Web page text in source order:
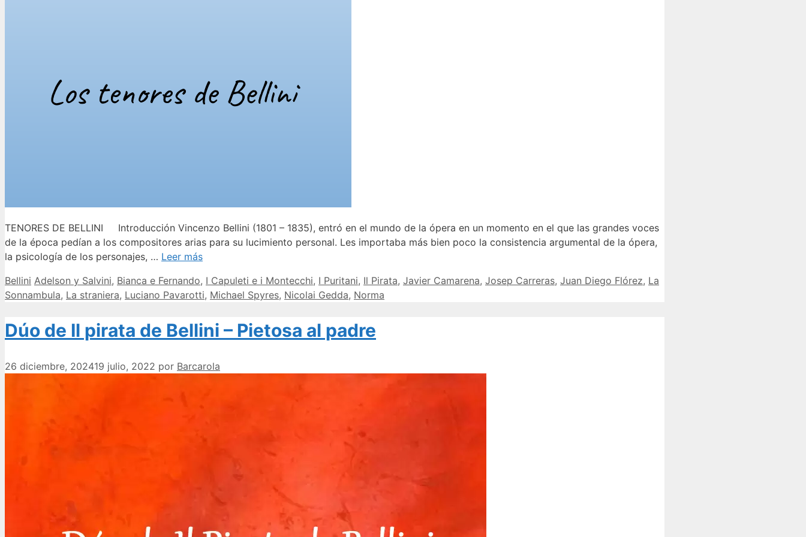
TENORES DE BELLINI Introducción Vincenzo Bellini (1801 – 1835), entró en el mundo de la ópera en un momento en el que las grandes voces
de la época pedían a los compositores arias para su lucimiento personal. Les importaba más bien poco la consistencia argumental de la ópera,
la psicología de los personajes, … Leer más
Categorías
Bellini Etiquetas
Adelson y Salvini, Bianca e Fernando, I Capuleti e i Montecchi, I Puritani, Il Pirata, Javier Camarena, Josep Carreras, Juan Diego Flórez, La
Sonnambula, La straniera, Luciano Pavarotti, Michael Spyres, Nicolai Gedda, Norma
Dúo de Il pirata de Bellini – Pietosa al padre
26 diciembre, 202419 julio, 2022 por Barcarola